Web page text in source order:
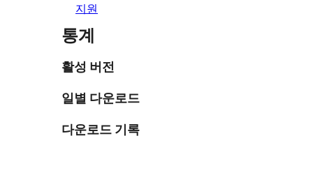
지원
통계
활성 버전
일별 다운로드
다운로드 기록